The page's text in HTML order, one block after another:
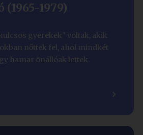
1979)
gyerekek" voltak, akik
nőttek fel, ahol mindkét
hamar önállóak lettek.